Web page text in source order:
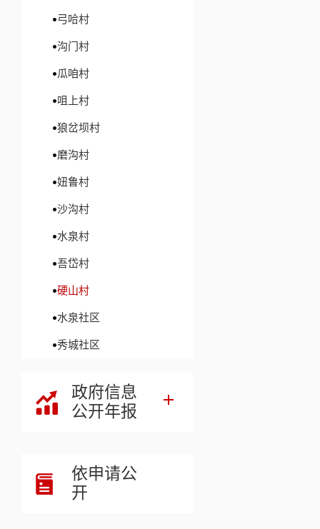
弓哈村
沟门村
瓜咱村
咀上村
狼岔坝村
磨沟村
妞鲁村
沙沟村
水泉村
吾岱村
硬山村
水泉社区
秀城社区
政府信息
公开年报
依申请公
开